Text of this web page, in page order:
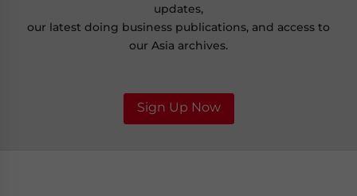
updates,
our latest doing business publications, and access to
our Asia archives.
Sign Up Now